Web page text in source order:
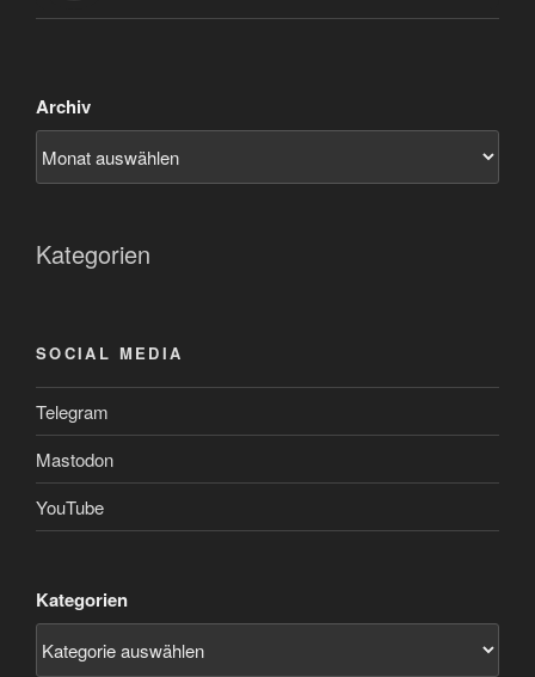
Archiv
Kategorien
SOCIAL MEDIA
Telegram
Mastodon
YouTube
Kategorien